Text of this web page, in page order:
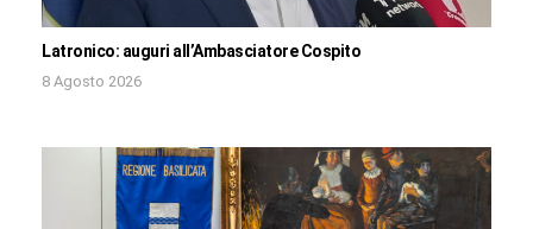
Latronico: auguri all’Ambasciatore Cospito
8 Agosto 2026